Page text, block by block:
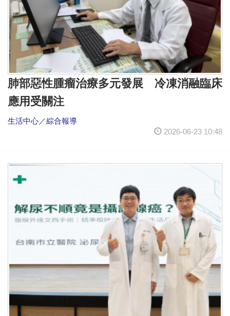
肺部惡性腫瘤治療多元發展 冷凍消融臨床
應用受關注
生活中心／綜合報導
2026-06-23 10:48